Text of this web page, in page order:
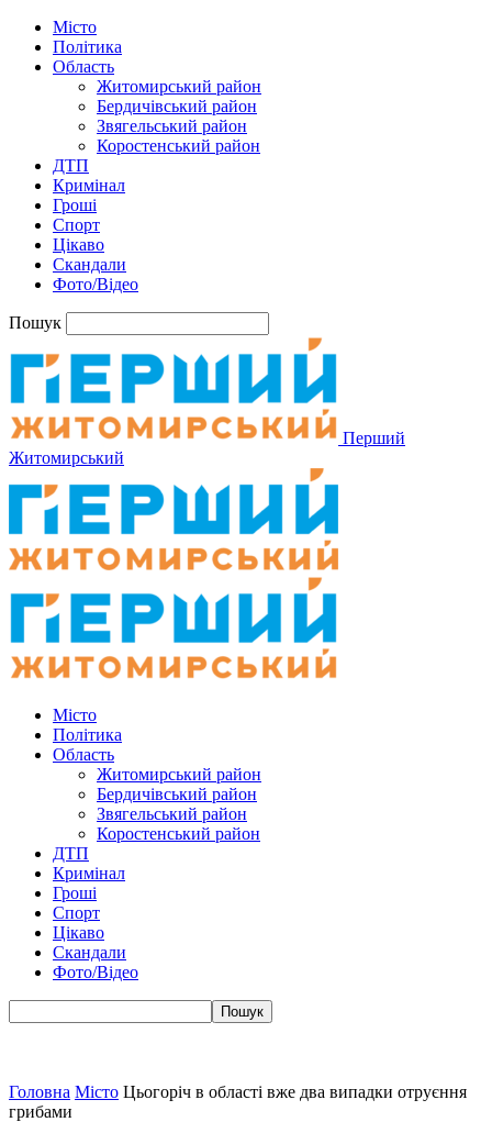
Місто
Політика
Область
Житомирський район
Бердичівський район
Звягельський район
Коростенський район
ДТП
Кримінал
Гроші
Спорт
Цікаво
Скандали
Фото/Відео
Пошук
Перший
Житомирський
Місто
Політика
Область
Житомирський район
Бердичівський район
Звягельський район
Коростенський район
ДТП
Кримінал
Гроші
Спорт
Цікаво
Скандали
Фото/Відео
Головна Місто Цьогоріч в області вже два випадки отруєння
грибами